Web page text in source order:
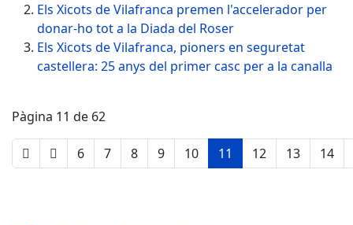
Els Xicots de Vilafranca premen l'accelerador per
donar-ho tot a la Diada del Roser
Els Xicots de Vilafranca, pioners en seguretat
castellera: 25 anys del primer casc per a la canalla
Pàgina 11 de 62
6 7 8 9 10 11 12 13 14